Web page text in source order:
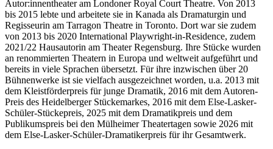
Autor:innentheater am Londoner Royal Court Theatre. Von 2013
bis 2015 lebte und arbeitete sie in Kanada als Dramaturgin und
Regisseurin am Tarragon Theatre in Toronto. Dort war sie zudem
von 2013 bis 2020 International Playwright-in-Residence, zudem
2021/22 Hausautorin am Theater Regensburg. Ihre Stücke wurden
an renommierten Theatern in Europa und weltweit aufgeführt und
bereits in viele Sprachen übersetzt. Für ihre inzwischen über 20
Bühnenwerke ist sie vielfach ausgezeichnet worden, u.a. 2013 mit
dem Kleistförderpreis für junge Dramatik, 2016 mit dem Autoren-
Preis des Heidelberger Stückemarkes, 2016 mit dem Else-Lasker-
Schüler-Stückepreis, 2025 mit dem Dramatikpreis und dem
Publikumspreis bei den Mülheimer Theatertagen sowie 2026 mit
dem Else-Lasker-Schüler-Dramatikerpreis für ihr Gesamtwerk.